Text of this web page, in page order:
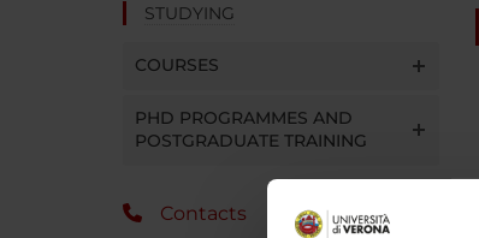
STUDYING
COURSES
PHD PROGRAMMES AND
POSTGRADUATE TRAINING
Contacts